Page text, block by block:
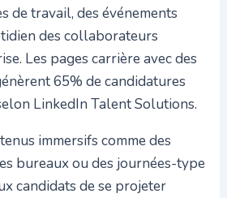
de travail, des événements
des collaborateurs
Les pages carrière avec des
65% de candidatures
LinkedIn Talent Solutions.
immersifs comme des
bureaux ou des journées-type
candidats de se projeter